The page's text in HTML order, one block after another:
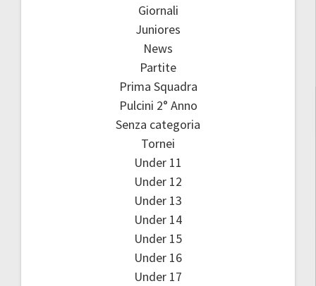
Giornali
Juniores
News
Partite
Prima Squadra
Pulcini 2° Anno
Senza categoria
Tornei
Under 11
Under 12
Under 13
Under 14
Under 15
Under 16
Under 17